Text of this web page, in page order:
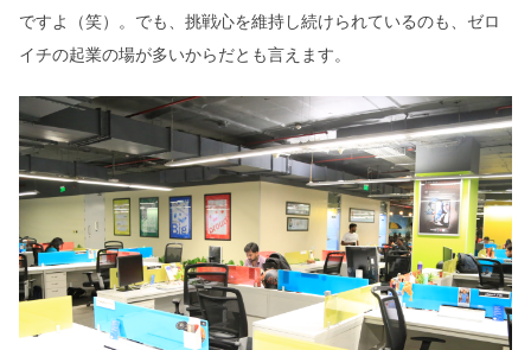
ですよ（笑）。でも、挑戦心を維持し続けられているのも、ゼロ
イチの起業の場が多いからだとも言えます。